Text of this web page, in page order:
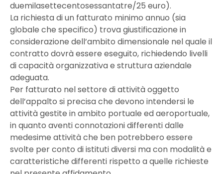
duemilasettecentosessantatre/25 euro).
La richiesta di un fatturato minimo annuo (sia
globale che specifico) trova giustificazione in
considerazione dell’ambito dimensionale nel quale il
contratto dovrà essere eseguito, richiedendo livelli
di capacità organizzativa e struttura aziendale
adeguata.
Per fatturato nel settore di attività oggetto
dell’appalto si precisa che devono intendersi le
attività gestite in ambito portuale ed aeroportuale,
in quanto aventi connotazioni differenti dalle
medesime attività che ben potrebbero essere
svolte per conto di istituti diversi ma con modalità e
caratteristiche differenti rispetto a quelle richieste